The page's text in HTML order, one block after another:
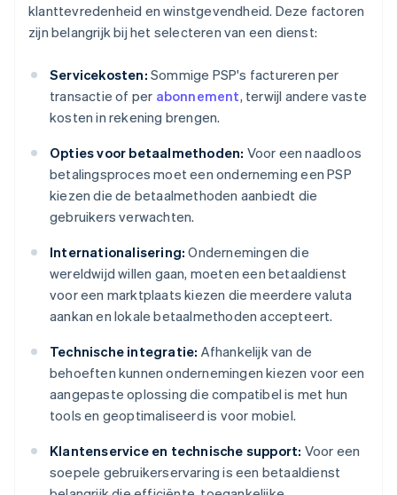
klanttevredenheid en winstgevendheid. Deze factoren
zijn belangrijk bij het selecteren van een dienst:
Servicekosten: Sommige PSP's factureren per
transactie of per abonnement, terwijl andere vaste
kosten in rekening brengen.
Opties voor betaalmethoden: Voor een naadloos
betalingsproces moet een onderneming een PSP
kiezen die de betaalmethoden aanbiedt die
gebruikers verwachten.
Internationalisering: Ondernemingen die
wereldwijd willen gaan, moeten een betaaldienst
voor een marktplaats kiezen die meerdere valuta
aankan en lokale betaalmethoden accepteert.
Technische integratie: Afhankelijk van de
behoeften kunnen ondernemingen kiezen voor een
aangepaste oplossing die compatibel is met hun
tools en geoptimaliseerd is voor mobiel.
Klantenservice en technische support: Voor een
soepele gebruikerservaring is een betaaldienst